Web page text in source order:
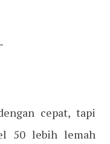
cepat, tapi
50 lebih lemah